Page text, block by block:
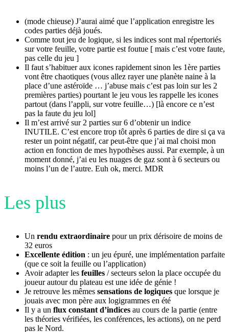
(mode chieuse) J’aurai aimé que l’application enregistre les
codes parties déjà joués.
Comme tout jeu de logique, si les indices sont mal répertoriés
sur votre feuille, votre partie est foutue [ mais c’est votre faute,
pas celle du jeu ]
Il faut s’habituer aux icones rapidement sinon les 1ère parties
vont être chaotiques (vous allez rayer une planète naine à la
place d’une astéroïde … j’abuse mais c’est pas loin sur les 2
premières parties) pourtant le jeu vous les rappelle les icones
partout (dans l’appli, sur votre feuille…) [là encore ce n’est
pas la faute du jeu lol]
Il m’est arrivé sur 2 parties sur 6 d’obtenir un indice
INUTILE. C’est encore trop tôt après 6 parties de dire si ça va
rester un point négatif, car peut-être que j’ai mal choisi mon
action en fonction de mes hypothèses aussi. Par exemple, à un
moment donné, j’ai eu les nuages de gaz sont à 6 secteurs ou
moins l’un de l’autre. Euh ok, merci. MDR
Les plus
Un rendu extraordinaire pour un prix dérisoire de moins de
32 euros
Excellente édition : un jeu épuré, une implémentation parfaite
(que ce soit la feuille ou l’application)
Avoir adapter les feuilles / secteurs selon la place occupée du
joueur autour du plateau est une idée de génie !
Je retrouve les mêmes sensations de logiques que lorsque je
jouais avec mon père aux logigrammes en été
Il y a un flux constant d’indices au cours de la partie (entre
les théories vérifiées, les conférences, les actions), on ne perd
pas le Nord.